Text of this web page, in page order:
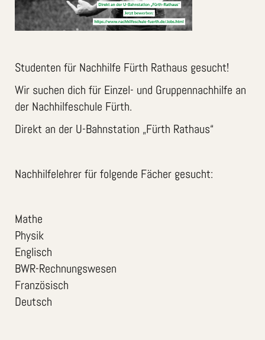
Studenten für Nachhilfe Fürth Rathaus gesucht!
Wir suchen dich für Einzel- und Gruppennachhilfe an
der Nachhilfeschule Fürth.
Direkt an der U-Bahnstation „Fürth Rathaus“
Nachhilfelehrer für folgende Fächer gesucht:
Mathe
Physik
Englisch
BWR-Rechnungswesen
Französisch
Deutsch